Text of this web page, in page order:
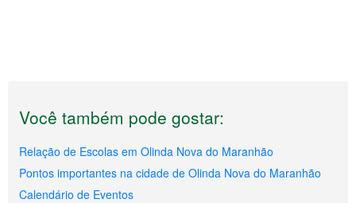
Você também pode gostar:
Relação de Escolas em Olinda Nova do Maranhão
Pontos importantes na cidade de Olinda Nova do Maranhão
Calendário de Eventos